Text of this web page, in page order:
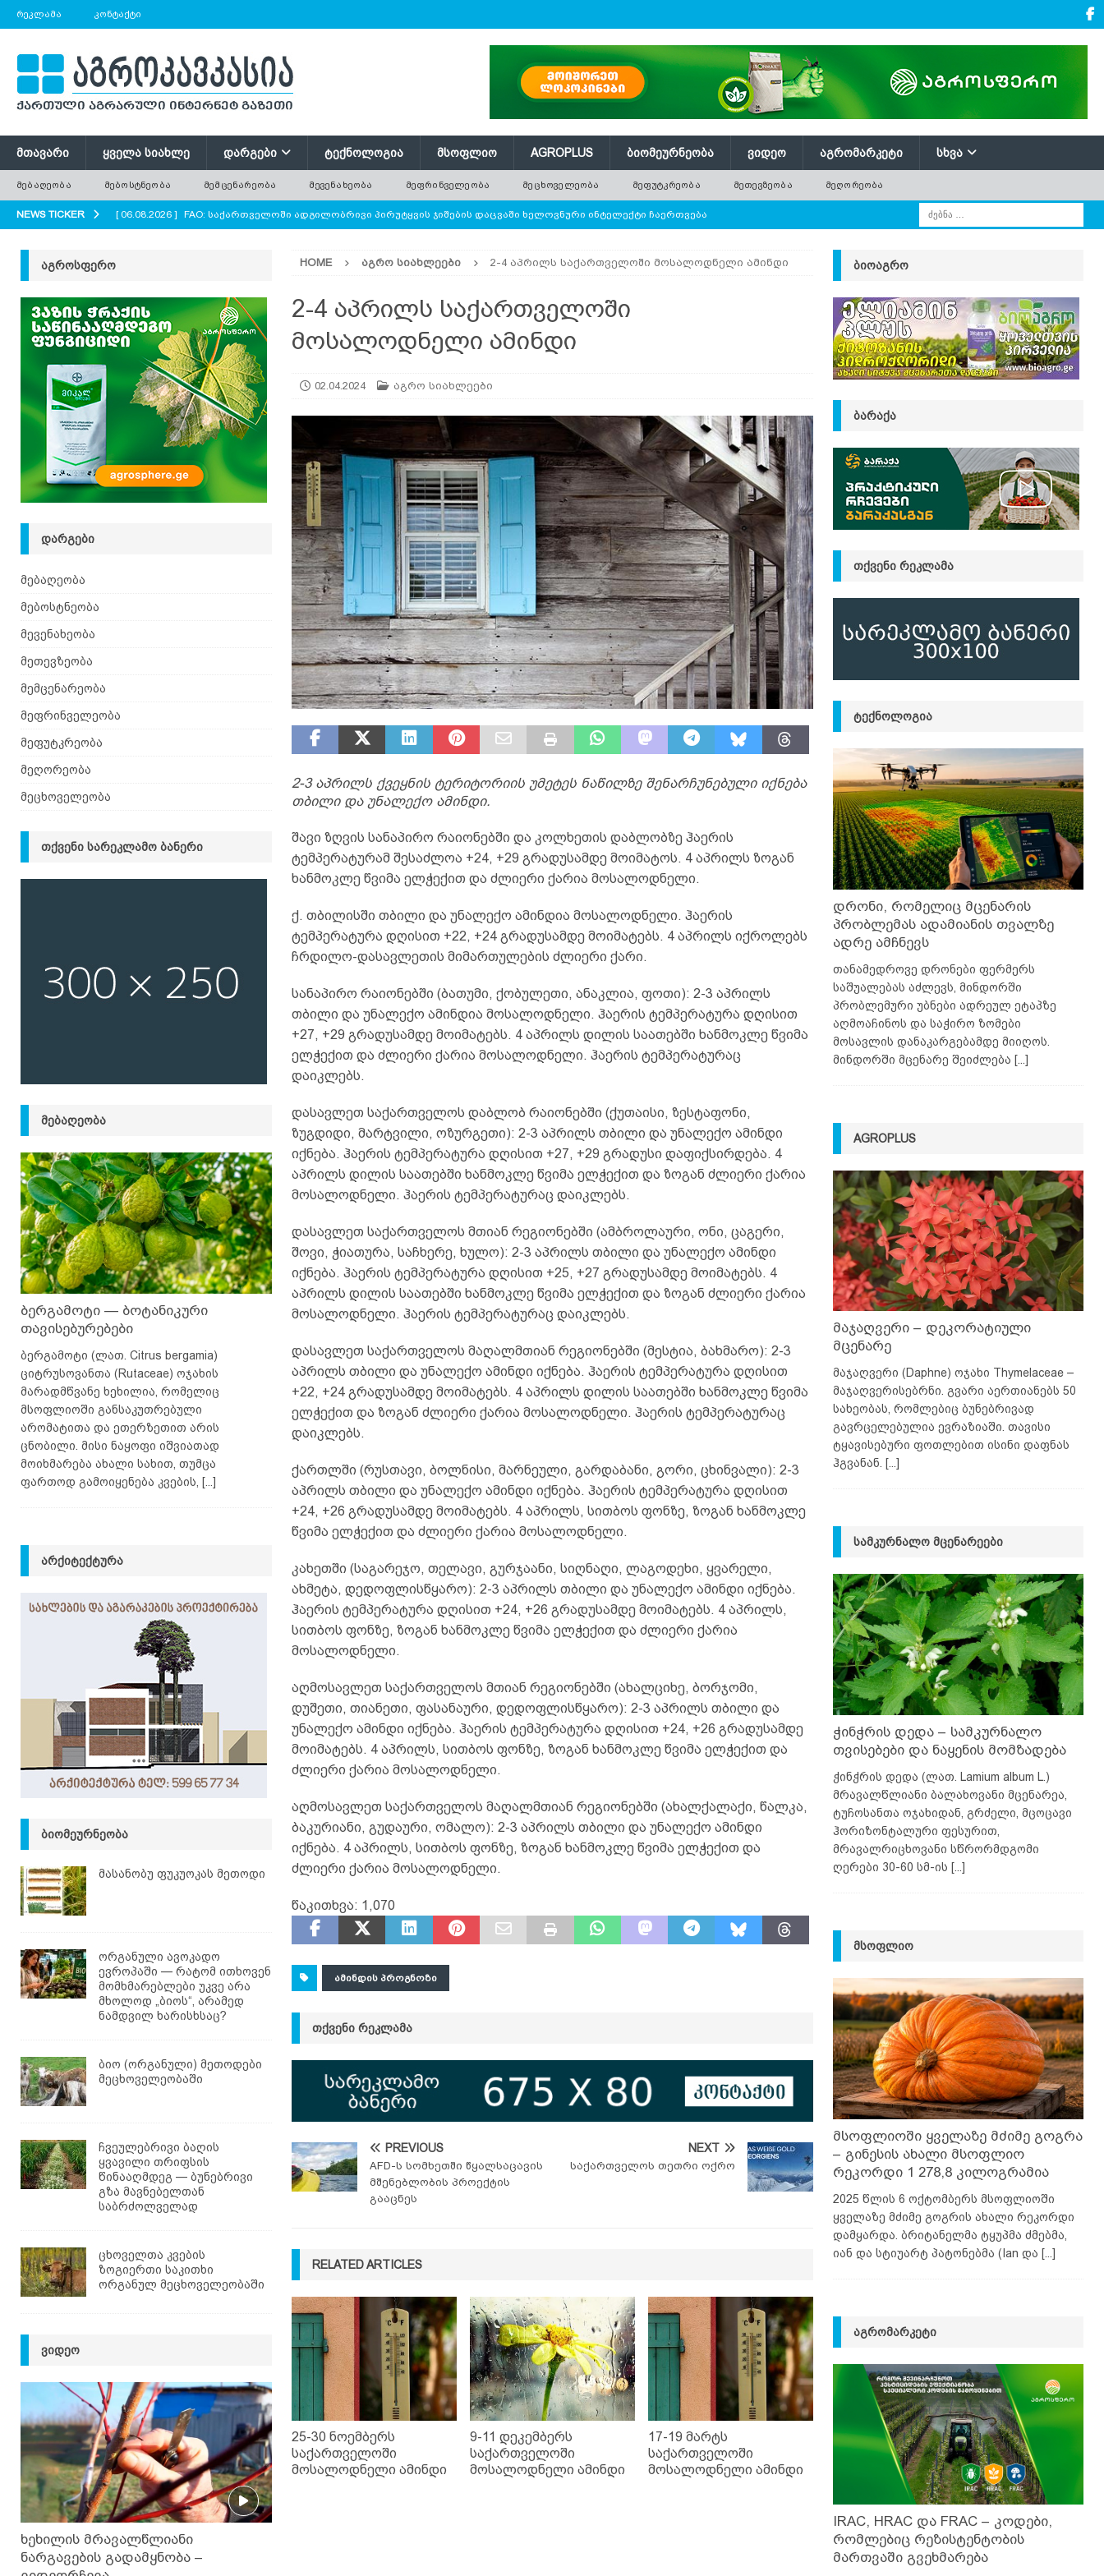
ᲠᲔᲙᲚᲐᲛᲐ ᲙᲝᲜᲢᲐᲥᲢᲘ
ᲛᲗᲐᲕᲐᲠᲘ ᲧᲕᲔᲚᲐ ᲡᲘᲐᲮᲚᲔ ᲓᲐᲠᲒᲔᲑᲘ ᲢᲔᲥᲜᲝᲚᲝᲒᲘᲐ ᲛᲡᲝᲤᲚᲘᲝ AGROPLUS ᲑᲘᲝᲛᲔᲣᲠᲜᲔᲝᲑᲐ ᲕᲘᲓᲔᲝ ᲐᲒᲠᲝᲛᲐᲠᲙᲔᲢᲘ ᲡᲮᲕᲐ
ᲛᲔᲑᲐᲦᲔᲝᲑᲐ ᲛᲔᲑᲝᲡᲢᲜᲔᲝᲑᲐ ᲛᲔᲛᲪᲔᲜᲐᲠᲔᲝᲑᲐ ᲛᲔᲕᲔᲜᲐᲮᲔᲝᲑᲐ ᲛᲔᲤᲠᲘᲜᲕᲔᲚᲔᲝᲑᲐ ᲛᲔᲪᲮᲝᲕᲔᲚᲔᲝᲑᲐ ᲛᲔᲤᲣᲢᲙᲠᲔᲝᲑᲐ ᲛᲔᲗᲔᲕᲖᲔᲝᲑᲐ ᲛᲔᲦᲝᲠᲔᲝᲑᲐ
NEWS TICKER [ 06.08.2026 ] FAO: საქართველოში ადგილობრივი პირუტყვის ჯიშების დაცვაში ხელოვნური ინტელექტი ჩაერთვება
ძველი ხე უფრო ძვირფასია, ვიდრე ათობით ახალი ნერგი — რატომ ვერ ანაცვლებს დარგვა
ყოველთვის მოჭრილ ხეს? AGROPLUS
[ 06.08.2026 ] ტრაქტორი, რომელიც საბურავების წნევას თავად არეგულირებს
[ 06.08.2026 ] რუკოლა — არომატული ფოთლოვანი ბოსტნეული, რომლის პოპულარობა მსოფლიოში სწრაფად
იზრდება ᲛᲔᲑᲝᲡᲢᲜᲔᲝᲑᲐ
[ 06.08.2026 ] მაჯაღვერი – დეკორატიული მცენარე
HOME ᲐᲒᲠᲝ ᲡᲘᲐᲮᲚᲔᲔᲑᲘ 2-4 აპრილს საქართველოში მოსალოდნელი ამინდი
2-4 აპრილს საქართველოში
მოსალოდნელი ამინდი
02.04.2024 აგრო სიახლეები
2-3 აპრილს ქვეყნის ტერიტორიის უმეტეს ნაწილზე შენარჩუნებული იქნება
თბილი და უნალექო ამინდი.
შავი ზღვის სანაპირო რაიონებში და კოლხეთის დაბლობზე ჰაერის
ტემპერატურამ შესაძლოა +24, +29 გრადუსამდე მოიმატოს. 4 აპრილს ზოგან
ხანმოკლე წვიმა ელჭექით და ძლიერი ქარია მოსალოდნელი.
ქ. თბილისში თბილი და უნალექო ამინდია მოსალოდნელი. ჰაერის
ტემპერატურა დღისით +22, +24 გრადუსამდე მოიმატებს. 4 აპრილს იქროლებს
ჩრდილო-დასავლეთის მიმართულების ძლიერი ქარი.
სანაპირო რაიონებში (ბათუმი, ქობულეთი, ანაკლია, ფოთი): 2-3 აპრილს
თბილი და უნალექო ამინდია მოსალოდნელი. ჰაერის ტემპერატურა დღისით
+27, +29 გრადუსამდე მოიმატებს. 4 აპრილს დილის საათებში ხანმოკლე წვიმა
ელჭექით და ძლიერი ქარია მოსალოდნელი. ჰაერის ტემპერატურაც
დაიკლებს.
დასავლეთ საქართველოს დაბლობ რაიონებში (ქუთაისი, ზესტაფონი,
ზუგდიდი, მარტვილი, ოზურგეთი): 2-3 აპრილს თბილი და უნალექო ამინდი
იქნება. ჰაერის ტემპერატურა დღისით +27, +29 გრადუსი დაფიქსირდება. 4
აპრილს დილის საათებში ხანმოკლე წვიმა ელჭექით და ზოგან ძლიერი ქარია
მოსალოდნელი. ჰაერის ტემპერატურაც დაიკლებს.
დასავლეთ საქართველოს მთიან რეგიონებში (ამბროლაური, ონი, ცაგერი,
შოვი, ჭიათურა, საჩხერე, ხულო): 2-3 აპრილს თბილი და უნალექო ამინდი
იქნება. ჰაერის ტემპერატურა დღისით +25, +27 გრადუსამდე მოიმატებს. 4
აპრილს დილის საათებში ხანმოკლე წვიმა ელჭექით და ზოგან ძლიერი ქარია
მოსალოდნელი. ჰაერის ტემპერატურაც დაიკლებს.
დასავლეთ საქართველოს მაღალმთიან რეგიონებში (მესტია, ბახმარო): 2-3
აპრილს თბილი და უნალექო ამინდი იქნება. ჰაერის ტემპერატურა დღისით
+22, +24 გრადუსამდე მოიმატებს. 4 აპრილს დილის საათებში ხანმოკლე წვიმა
ელჭექით და ზოგან ძლიერი ქარია მოსალოდნელი. ჰაერის ტემპერატურაც
დაიკლებს.
ქართლში (რუსთავი, ბოლნისი, მარნეული, გარდაბანი, გორი, ცხინვალი): 2-3
აპრილს თბილი და უნალექო ამინდი იქნება. ჰაერის ტემპერატურა დღისით
+24, +26 გრადუსამდე მოიმატებს. 4 აპრილს, სითბოს ფონზე, ზოგან ხანმოკლე
წვიმა ელჭექით და ძლიერი ქარია მოსალოდნელი.
კახეთში (საგარეჯო, თელავი, გურჯაანი, სიღნაღი, ლაგოდეხი, ყვარელი,
ახმეტა, დედოფლისწყარო): 2-3 აპრილს თბილი და უნალექო ამინდი იქნება.
ჰაერის ტემპერატურა დღისით +24, +26 გრადუსამდე მოიმატებს. 4 აპრილს,
სითბოს ფონზე, ზოგან ხანმოკლე წვიმა ელჭექით და ძლიერი ქარია
მოსალოდნელი.
აღმოსავლეთ საქართველოს მთიან რეგიონებში (ახალციხე, ბორჯომი,
დუშეთი, თიანეთი, ფასანაური, დედოფლისწყარო): 2-3 აპრილს თბილი და
უნალექო ამინდი იქნება. ჰაერის ტემპერატურა დღისით +24, +26 გრადუსამდე
მოიმატებს. 4 აპრილს, სითბოს ფონზე, ზოგან ხანმოკლე წვიმა ელჭექით და
ძლიერი ქარია მოსალოდნელი.
აღმოსავლეთ საქართველოს მაღალმთიან რეგიონებში (ახალქალაქი, წალკა,
ბაკურიანი, გუდაური, ომალო): 2-3 აპრილს თბილი და უნალექო ამინდი
იქნება. 4 აპრილს, სითბოს ფონზე, ზოგან ხანმოკლე წვიმა ელჭექით და
ძლიერი ქარია მოსალოდნელი.
წაკითხვა: 1,070
ᲐᲛᲘᲜᲓᲘᲡ ᲞᲠᲝᲒᲜᲝᲖᲘ
ᲗᲥᲕᲔᲜᲘ ᲠᲔᲙᲚᲐᲛᲐ
PREVIOUS
AFD-ს სომხეთში წყალსაცავის
მშენებლობის პროექტის
გააცნეს
NEXT
საქართველოს თეთრი ოქრო
RELATED ARTICLES
25-30 ნოემბერს
საქართველოში
მოსალოდნელი ამინდი
9-11 დეკემბერს
საქართველოში
მოსალოდნელი ამინდი
17-19 მარტს
საქართველოში
მოსალოდნელი ამინდი
ᲐᲒᲠᲝᲡᲤᲔᲠᲝ
ᲓᲐᲠᲒᲔᲑᲘ
მებაღეობა
მებოსტნეობა
მევენახეობა
მეთევზეობა
მემცენარეობა
მეფრინველეობა
მეფუტკრეობა
მეღორეობა
მეცხოველეობა
ᲗᲥᲕᲔᲜᲘ ᲡᲐᲠᲔᲙᲚᲐᲛᲝ ᲑᲐᲜᲔᲠᲘ
ᲛᲔᲑᲐᲦᲔᲝᲑᲐ
ბერგამოტი — ბოტანიკური
თავისებურებები
ბერგამოტი (ლათ. Citrus bergamia)
ციტრუსოვანთა (Rutaceae) ოჯახის
მარადმწვანე ხეხილია, რომელიც
მსოფლიოში განსაკუთრებული
არომატითა და ეთერზეთით არის
ცნობილი. მისი ნაყოფი იშვიათად
მოიხმარება ახალი სახით, თუმცა
ფართოდ გამოიყენება კვების,
[...]
ᲐᲠᲥᲘᲢᲔᲥᲢᲣᲠᲐ
ᲑᲘᲝᲛᲔᲣᲠᲜᲔᲝᲑᲐ
მასანობუ ფუკუოკას მეთოდი
ორგანული ავოკადო
ევროპაში — რატომ ითხოვენ
მომხმარებლები უკვე არა
მხოლოდ „ბიოს“, არამედ
ნამდვილ ხარისხსაც?
ბიო (ორგანული) მეთოდები
მეცხოველეობაში
ჩვეულებრივი ბაღის
ყვავილი თრიფსის
წინააღმდეგ — ბუნებრივი
გზა მავნებელთან
საბრძოლველად
ცხოველთა კვების
ზოგიერთი საკითხი
ორგანულ მეცხოველეობაში
ᲕᲘᲓᲔᲝ
ხეხილის მრავალწლიანი
ნარგავების გადამყნობა –
ᲑᲘᲝᲐᲒᲠᲝ
ᲑᲐᲠᲐᲥᲐ
ᲗᲥᲕᲔᲜᲘ ᲠᲔᲙᲚᲐᲛᲐ
ᲢᲔᲥᲜᲝᲚᲝᲒᲘᲐ
დრონი, რომელიც მცენარის
პრობლემას ადამიანის თვალზე
ადრე ამჩნევს
თანამედროვე დრონები ფერმერს
საშუალებას აძლევს, მინდორში
პრობლემური უბნები ადრეულ ეტაპზე
აღმოაჩინოს და საჭირო ზომები
მოსავლის დანაკარგებამდე მიიღოს.
მინდორში მცენარე შეიძლება [...]
AGROPLUS
მაჯაღვერი – დეკორატიული
მცენარე
მაჯაღვერი (Daphne) ოჯახი Thymelaceae –
მაჯაღვერისებრნი. გვარი აერთიანებს 50
სახეობას, რომლებიც ბუნებრივად
გავრცელებულია ევრაზიაში. თავისი
ტყავისებური ფოთლებით ისინი დაფნას
ჰგვანან. [...]
ᲡᲐᲛᲙᲣᲠᲜᲐᲚᲝ ᲛᲪᲔᲜᲐᲠᲔᲔᲑᲘ
ჭინჭრის დედა – სამკურნალო
თვისებები და ნაყენის მომზადება
ჭინჭრის დედა (ლათ. Lamium album L.)
მრავალწლიანი ბალახოვანი მცენარეა,
ტუჩოსანთა ოჯახიდან, გრძელი, მცოცავი
ჰორიზონტალური ფესურით,
მრავალრიცხოვანი სწრორმდგომი
ღერები 30-60 სმ-ის [...]
ᲛᲡᲝᲤᲚᲘᲝ
მსოფლიოში ყველაზე მძიმე გოგრა
– გინესის ახალი მსოფლიო
რეკორდი 1 278,8 კილოგრამია
2025 წლის 6 ოქტომბერს მსოფლიოში
ყველაზე მძიმე გოგრის ახალი რეკორდი
დამყარდა. ბრიტანელმა ტყუპმა ძმებმა,
იან და სტიუარტ პატონებმა (Ian და [...]
ᲐᲒᲠᲝᲛᲐᲠᲙᲔᲢᲘ
IRAC, HRAC და FRAC – კოდები,
რომლებიც რეზისტენტობის
მართვაში გვეხმარება